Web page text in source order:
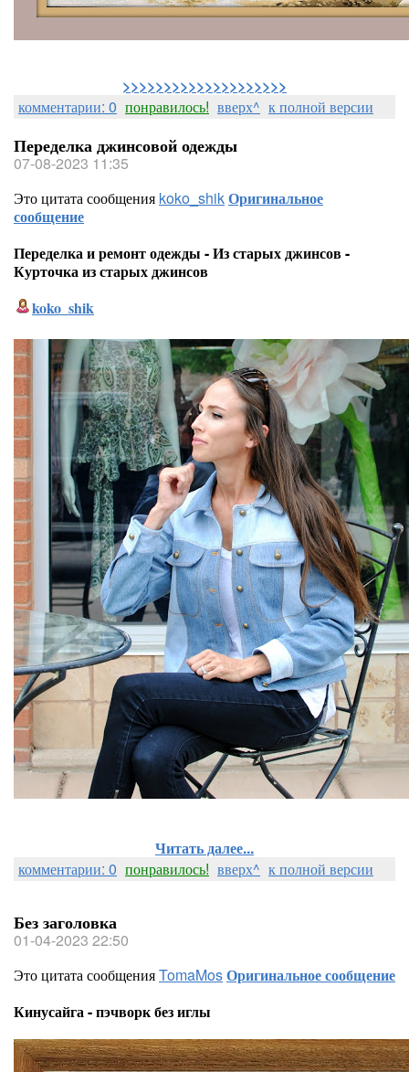
>>>>>>>>>>>>>>>>>>>>
комментарии: 0 понравилось! вверх^ к полной версии
Переделка джинсовой одежды
07-08-2023 11:35
Это цитата сообщения koko_shikОригинальное
сообщение
Переделка и ремонт одежды - Из старых джинсов -
Курточка из старых джинсов
koko_shik
Читать далее...
комментарии: 0 понравилось! вверх^ к полной версии
Без заголовка
01-04-2023 22:50
Это цитата сообщенияTomaMosОригинальное сообщение
Кинусайга - пэчворк без иглы